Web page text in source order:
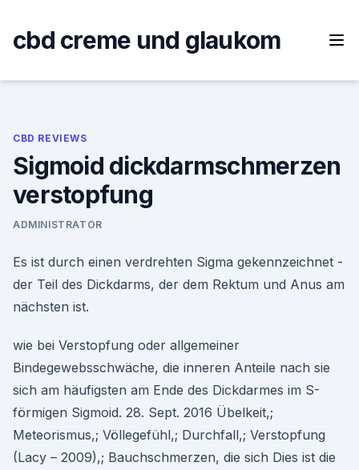
content
cbd creme und glaukom
CBD REVIEWS
Sigmoid dickdarmschmerzen
verstopfung
ADMINISTRATOR
Es ist durch einen verdrehten Sigma gekennzeichnet -
der Teil des Dickdarms, der dem Rektum und Anus am
nächsten ist.
wie bei Verstopfung oder allgemeiner
Bindegewebsschwäche, die inneren Anteile nach sie
sich am häufigsten am Ende des Dickdarmes im S-
förmigen Sigmoid. 28. Sept. 2016 Übelkeit,;
Meteorismus,; Völlegefühl,; Durchfall,; Verstopfung
(Lacy – 2009),; Bauchschmerzen, die sich Dies ist die